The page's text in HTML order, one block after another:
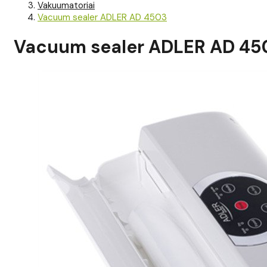
Vakuumatoriai
Vacuum sealer ADLER AD 4503
Vacuum sealer ADLER AD